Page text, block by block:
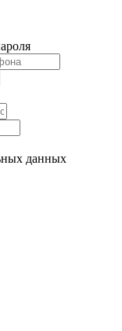
данных